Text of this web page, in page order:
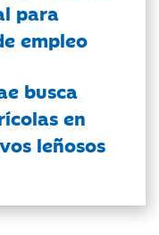
para
empleo
busca
en
leñosos